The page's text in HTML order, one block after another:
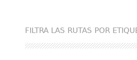
FILTRA LAS RUTAS POR